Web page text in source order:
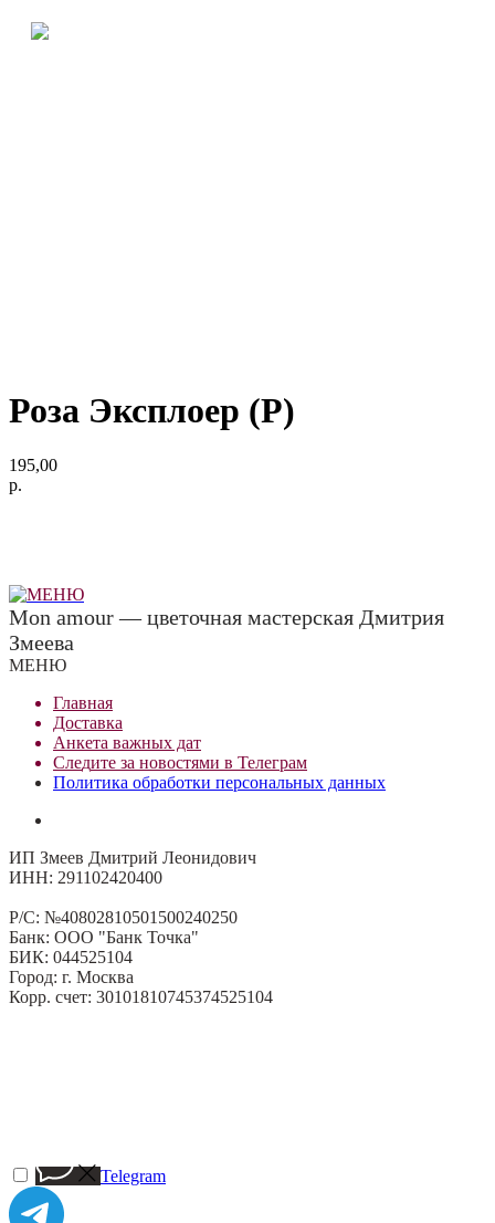
Роза Эксплоер (Р)
195,00
р.
Mon amour — цветочная мастерская Дмитрия
Змеева
МЕНЮ
Главная
Доставка
Анкета важных дат
Следите за новостями в Телеграм
Политика обработки персональных данных
ИП Змеев Дмитрий Леонидович
ИНН: 291102420400
Р/С: №40802810501500240250
Банк: ООО "Банк Точка"
БИК: 044525104
Город: г. Москва
Корр. счет: 30101810745374525104
Telegram